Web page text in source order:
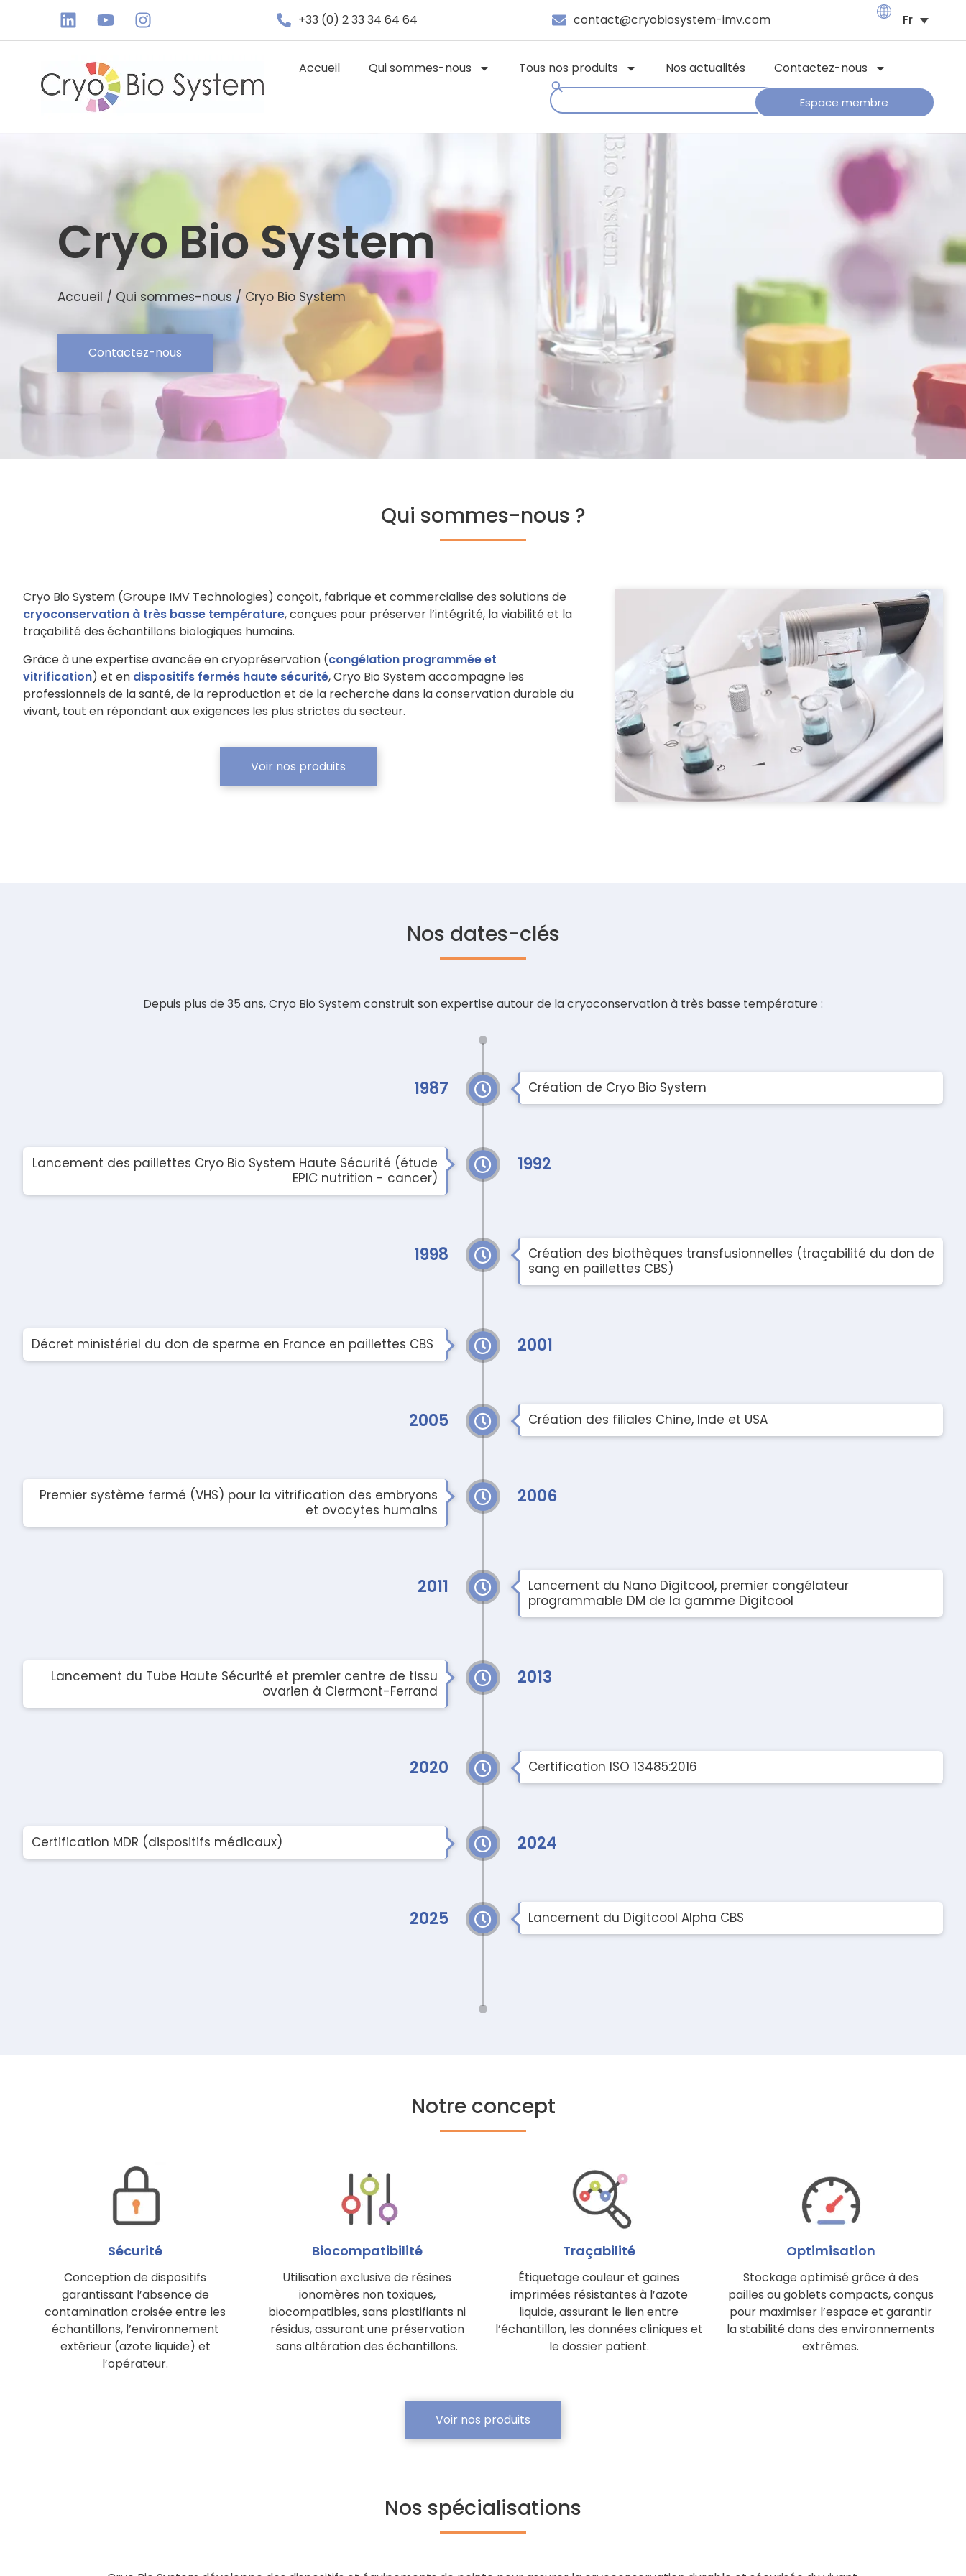
+33 (0) 2 33 34 64 64 contact@cryobiosystem-imv.com
Accueil Qui sommes-nous Tous nos produits Nos actualités Contactez-nous
Espace membre
Cryo Bio System
Accueil / Qui sommes-nous / Cryo Bio System
Contactez-nous
Qui sommes-nous ?
Cryo Bio System (Groupe IMV Technologies) conçoit, fabrique et commercialise des solutions de
cryoconservation à très basse température, conçues pour préserver l’intégrité, la viabilité et la
traçabilité des échantillons biologiques humains.
Grâce à une expertise avancée en cryopréservation (congélation programmée et
vitrification) et en dispositifs fermés haute sécurité, Cryo Bio System accompagne les
professionnels de la santé, de la reproduction et de la recherche dans la conservation durable du
vivant, tout en répondant aux exigences les plus strictes du secteur.
Voir nos produits
Nos dates-clés
Depuis plus de 35 ans, Cryo Bio System construit son expertise autour de la cryoconservation à très basse température :
1987 Création de Cryo Bio System
1992
Lancement des paillettes Cryo Bio System Haute Sécurité (étude
EPIC nutrition - cancer)
1998
Création des biothèques transfusionnelles (traçabilité du don de
sang en paillettes CBS)
2001
Décret ministériel du don de sperme en France en paillettes CBS
2005 Création des filiales Chine, Inde et USA
2006
Premier système fermé (VHS) pour la vitrification des embryons
et ovocytes humains
2011
Lancement du Nano Digitcool, premier congélateur
programmable DM de la gamme Digitcool
2013
Lancement du Tube Haute Sécurité et premier centre de tissu
ovarien à Clermont-Ferrand
2020 Certification ISO 13485:2016
2024
Certification MDR (dispositifs médicaux)
2025 Lancement du Digitcool Alpha CBS
Notre concept
Sécurité
Conception de dispositifs
garantissant l’absence de
contamination croisée entre les
échantillons, l’environnement
extérieur (azote liquide) et
l’opérateur.
Biocompatibilité
Utilisation exclusive de résines
ionomères non toxiques,
biocompatibles, sans plastifiants ni
résidus, assurant une préservation
sans altération des échantillons.
Traçabilité
Étiquetage couleur et gaines
imprimées résistantes à l’azote
liquide, assurant le lien entre
l’échantillon, les données cliniques et
le dossier patient.
Optimisation
Stockage optimisé grâce à des
pailles ou goblets compacts, conçus
pour maximiser l’espace et garantir
la stabilité dans des environnements
extrêmes.
Voir nos produits
Nos spécialisations